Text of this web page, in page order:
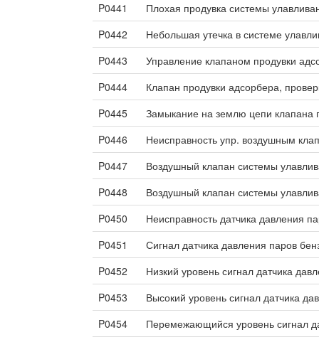
P0441
Плохая продувка системы
P0442
Небольшая утечка в системе
P0443
Управление клапаном продувки
P0444
Клапан продувки адсорбера,
P0445
Замыкание на землю цепи клапана
P0446
Неисправность упр. воздушным
P0447
Воздушный клапан системы
P0448
Воздушный клапан системы
P0450
Неисправность датчика давления
P0451
Сигнал датчика давления паров
P0452
Низкий уровень сигнал датчика
P0453
Высокий уровень сигнал датчика
P0454
Перемежающийся уровень сигнал